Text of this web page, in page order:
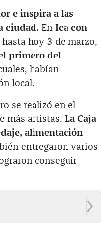
e inspira a las
ciudad. En Ica con
hoy 3 de marzo,
primero del
habían
local.
se realizó en el
más artistas. La Caja
alimentación
entregaron varios
conseguir